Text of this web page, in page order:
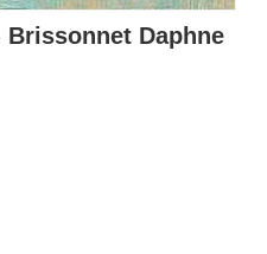
Brissonnet Daphne